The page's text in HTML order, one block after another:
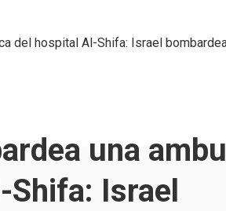
del hospital Al-Shifa: Israel
una
Israel